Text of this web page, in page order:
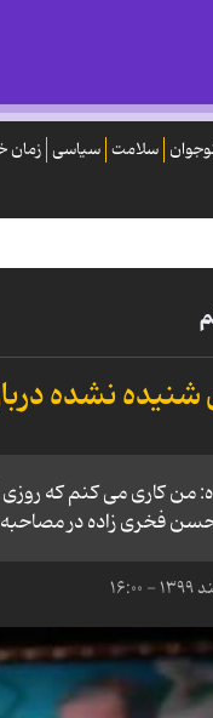
سلامت سیاسی زمان
نشده
من کاری می کنم که روزی
فخری زاده در مصاحبه با